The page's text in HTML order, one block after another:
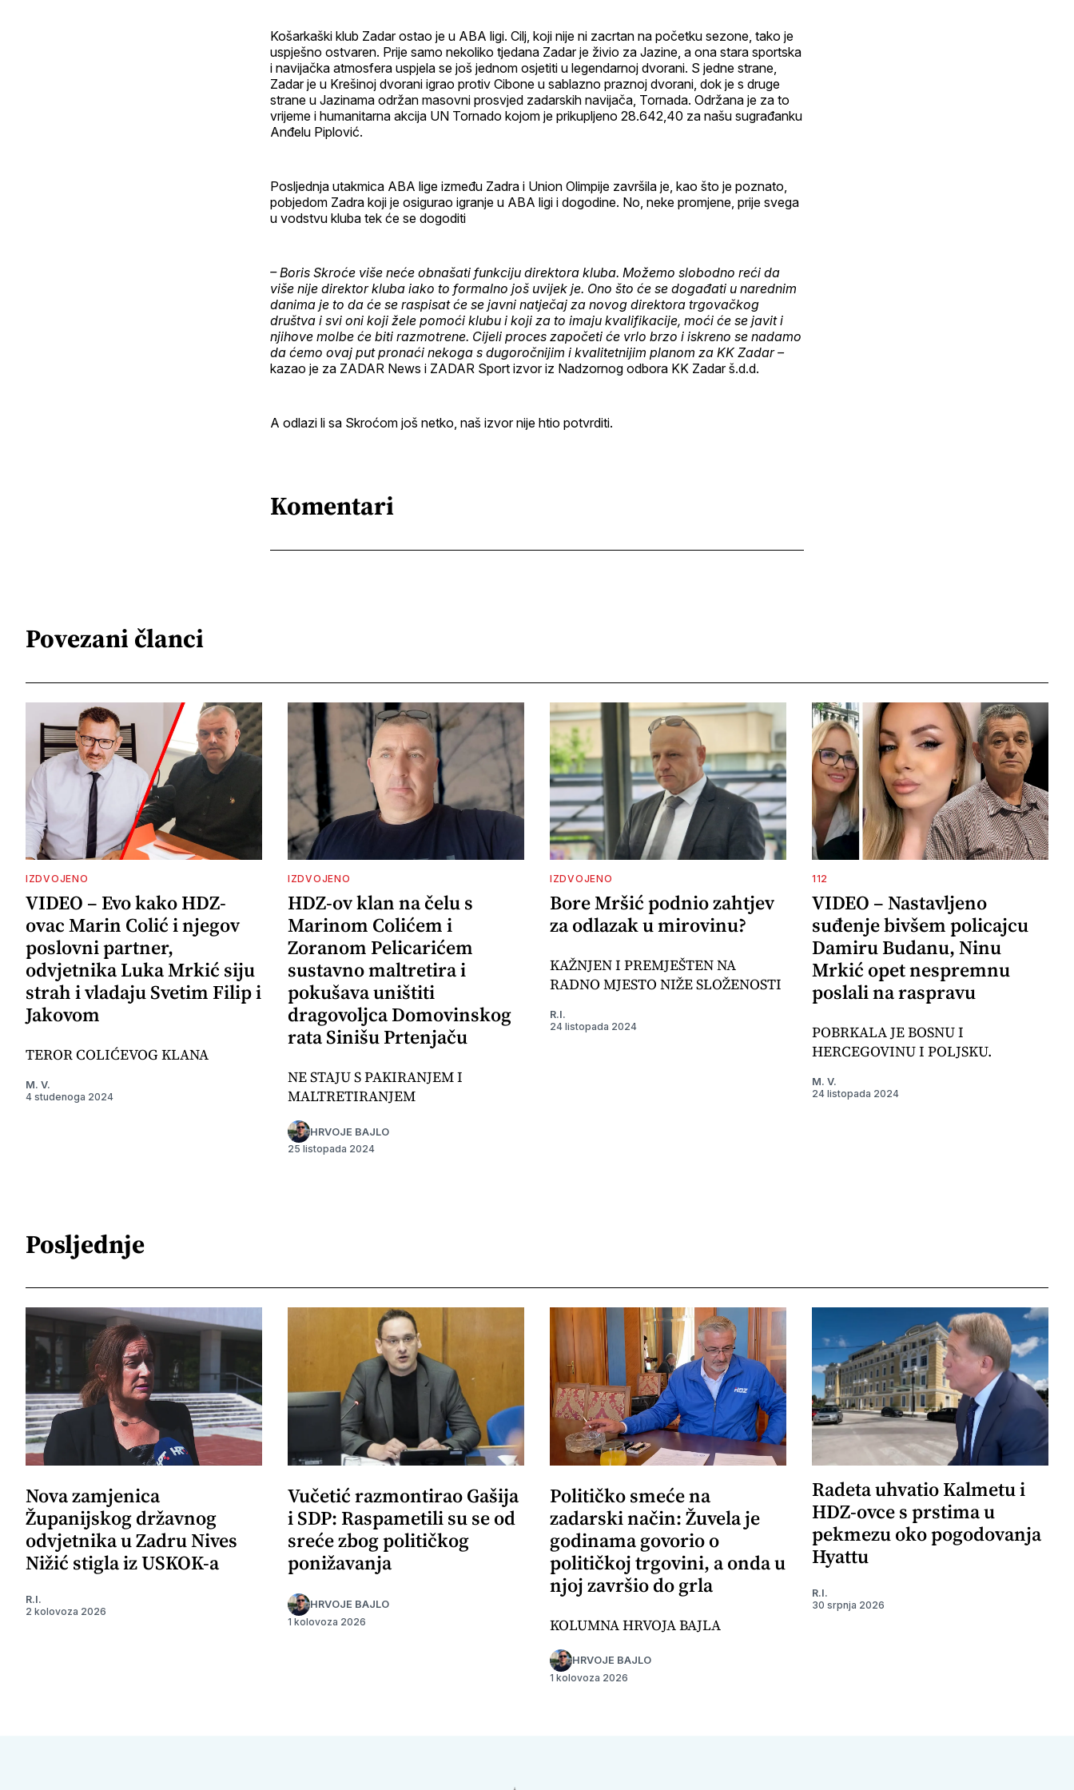
Košarkaški klub Zadar ostao je u ABA ligi. Cilj, koji nije ni zacrtan na početku sezone, tako je
uspješno ostvaren. Prije samo nekoliko tjedana Zadar je živio za Jazine, a ona stara sportska
i navijačka atmosfera uspjela se još jednom osjetiti u legendarnoj dvorani. S jedne strane,
Zadar je u Krešinoj dvorani igrao protiv Cibone u sablazno praznoj dvorani, dok je s druge
strane u Jazinama održan masovni prosvjed zadarskih navijača, Tornada. Održana je za to
vrijeme i humanitarna akcija UN Tornado kojom je prikupljeno 28.642,40 za našu sugrađanku
Anđelu Piplović.
Posljednja utakmica ABA lige između Zadra i Union Olimpije završila je, kao što je poznato,
pobjedom Zadra koji je osigurao igranje u ABA ligi i dogodine. No, neke promjene, prije svega
u vodstvu kluba tek će se dogoditi
– Boris Skroće više neće obnašati funkciju direktora kluba. Možemo slobodno reći da
više nije direktor kluba iako to formalno još uvijek je. Ono što će se događati u narednim
danima je to da će se raspisat će se javni natječaj za novog direktora trgovačkog
društva i svi oni koji žele pomoći klubu i koji za to imaju kvalifikacije, moći će se javit i
njihove molbe će biti razmotrene. Cijeli proces započeti će vrlo brzo i iskreno se nadamo
da ćemo ovaj put pronaći nekoga s dugoročnijim i kvalitetnijim planom za KK Zadar –
kazao je za ZADAR News i ZADAR Sport izvor iz Nadzornog odbora KK Zadar š.d.d.
A odlazi li sa Skroćom još netko, naš izvor nije htio potvrditi.
Komentari
Povezani članci
IZDVOJENO
VIDEO – Evo kako HDZ-
ovac Marin Colić i njegov
poslovni partner,
odvjetnika Luka Mrkić siju
strah i vladaju Svetim Filip i
Jakovom
TEROR COLIĆEVOG KLANA
M. V.
4 studenoga 2024
IZDVOJENO
HDZ-ov klan na čelu s
Marinom Colićem i
Zoranom Pelicarićem
sustavno maltretira i
pokušava uništiti
dragovoljca Domovinskog
rata Sinišu Prtenjaču
NE STAJU S PAKIRANJEM I
MALTRETIRANJEM
HRVOJE BAJLO
25 listopada 2024
IZDVOJENO
Bore Mršić podnio zahtjev
za odlazak u mirovinu?
KAŽNJEN I PREMJEŠTEN NA
RADNO MJESTO NIŽE SLOŽENOSTI
R.I.
24 listopada 2024
112
VIDEO – Nastavljeno
suđenje bivšem policajcu
Damiru Budanu, Ninu
Mrkić opet nespremnu
poslali na raspravu
POBRKALA JE BOSNU I
HERCEGOVINU I POLJSKU.
M. V.
24 listopada 2024
Posljednje
Nova zamjenica
Županijskog državnog
odvjetnika u Zadru Nives
Nižić stigla iz USKOK-a
R.I.
2 kolovoza 2026
Vučetić razmontirao Gašija
i SDP: Raspametili su se od
sreće zbog političkog
ponižavanja
HRVOJE BAJLO
1 kolovoza 2026
Političko smeće na
zadarski način: Žuvela je
godinama govorio o
političkoj trgovini, a onda u
njoj završio do grla
KOLUMNA HRVOJA BAJLA
HRVOJE BAJLO
1 kolovoza 2026
Radeta uhvatio Kalmetu i
HDZ-ovce s prstima u
pekmezu oko pogodovanja
Hyattu
R.I.
30 srpnja 2026